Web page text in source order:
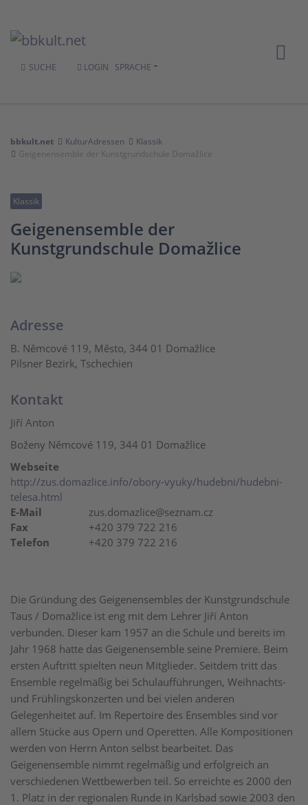
SUCHE LOGIN SPRACHE
bbkult.net KulturAdressen
Klassik
Geigenensemble der Kunstgrundschule Domažlice
Klassik
Geigenensemble der
Kunstgrundschule Domažlice
Die Gründung des Geigenensembles der Kunstgrundschule
Taus / Domažlice ist eng mit dem Lehrer Jiří Anton
verbunden. Dieser kam 1957 an die Schule und bereits im
Jahr 1968 hatte das Geigenensemble seine Premiere. Beim
ersten Auftritt spielten neun Mitglieder. Seitdem tritt das
Ensemble regelmäßig bei Schulaufführungen, Weihnachts-
und Frühlingskonzerten und bei vielen anderen
Gelegenheitet auf. Im Repertoire des Ensembles sind vor
allem Stücke aus Opern und Operetten. Alle Kompositionen
werden von Herrn Anton selbst bearbeitet. Das
Geigenensemble nimmt regelmäßig und erfolgreich an
verschiedenen Wettbewerben teil. So erreichte es 2000 den
1. Platz in der regionalen Runde in Karlsbad sowie 2003 den
Adresse
B. Němcové 119, Město, 344 01 Domažlice
Pilsner Bezirk, Tschechien
Kontakt
Jiří Anton
Boženy Němcové 119, 344 01 Domažlice
Webseite
http://zus.domazlice.info/obory-vyuky/hudebni/hudebni-
telesa.html
E-Mail
zus.domazlice@seznam.cz
Fax
+420 379 722 216
Telefon
+420 379 722 216